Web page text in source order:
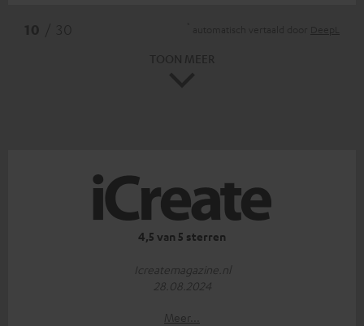
4,5 van 5 sterren
Icreatemagazine.nl
28.08.2024
Meer...